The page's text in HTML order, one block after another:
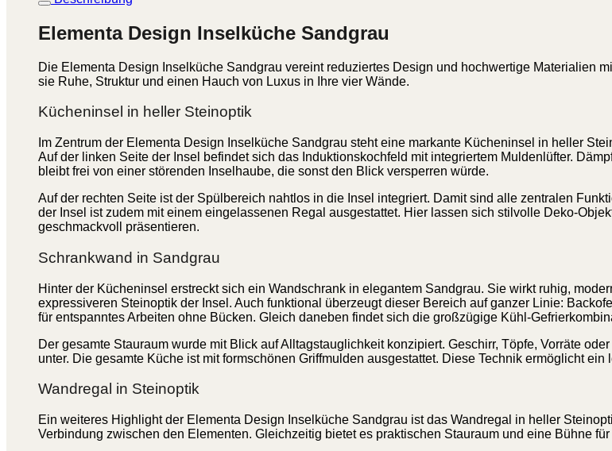
Elementa Design Inselküche Sandgrau
Die Elementa Design Inselküche Sandgrau vereint reduziertes Design und hochwertige Materialien
sie Ruhe, Struktur und einen Hauch von Luxus in Ihre vier Wände.
Kücheninsel in heller Steinoptik
Im Zentrum der Elementa Design Inselküche Sandgrau steht eine markante Kücheninsel in heller
Auf der linken Seite der Insel befindet sich das Induktionskochfeld mit integriertem Muldenlüfter.
bleibt frei von einer störenden Inselhaube, die sonst den Blick versperren würde.
Auf der rechten Seite ist der Spülbereich nahtlos in die Insel integriert. Damit sind alle zentralen
der Insel ist zudem mit einem eingelassenen Regal ausgestattet. Hier lassen sich stilvolle Deko-
geschmackvoll präsentieren.
Schrankwand in Sandgrau
Hinter der Kücheninsel erstreckt sich ein Wandschrank in elegantem Sandgrau. Sie wirkt ruhig,
expressiveren Steinoptik der Insel. Auch funktional überzeugt dieser Bereich auf ganzer Linie:
für entspanntes Arbeiten ohne Bücken. Gleich daneben findet sich die großzügige Kühl-
Der gesamte Stauraum wurde mit Blick auf Alltagstauglichkeit konzipiert. Geschirr, Töpfe, Vorräte
unter. Die gesamte Küche ist mit formschönen Griffmulden ausgestattet. Diese Technik ermöglicht
Wandregal in Steinoptik
Ein weiteres Highlight der Elementa Design Inselküche Sandgrau ist das Wandregal in heller
Verbindung zwischen den Elementen. Gleichzeitig bietet es praktischen Stauraum und eine Bühne